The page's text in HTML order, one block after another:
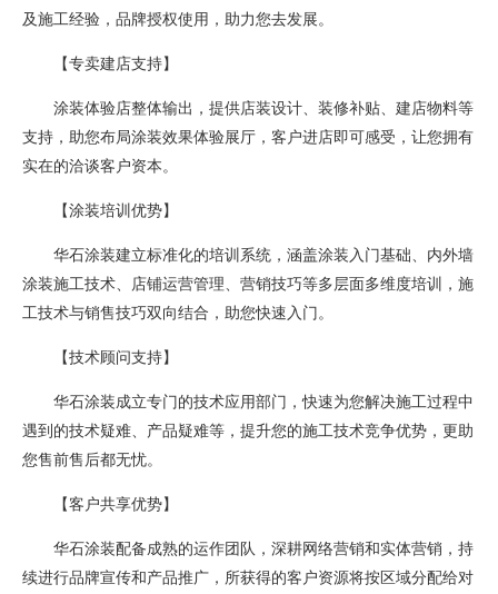
及施工经验，品牌授权使用，助力您去发展。
【专卖建店支持】
涂装体验店整体输出，提供店装设计、装修补贴、建店物料等
支持，助您布局涂装效果体验展厅，客户进店即可感受，让您拥有
实在的洽谈客户资本。
【涂装培训优势】
华石涂装建立标准化的培训系统，涵盖涂装入门基础、内外墙
涂装施工技术、店铺运营管理、营销技巧等多层面多维度培训，施
工技术与销售技巧双向结合，助您快速入门。
【技术顾问支持】
华石涂装成立专门的技术应用部门，快速为您解决施工过程中
遇到的技术疑难、产品疑难等，提升您的施工技术竞争优势，更助
您售前售后都无忧。
【客户共享优势】
华石涂装配备成熟的运作团队，深耕网络营销和实体营销，持
续进行品牌宣传和产品推广，所获得的客户资源将按区域分配给对